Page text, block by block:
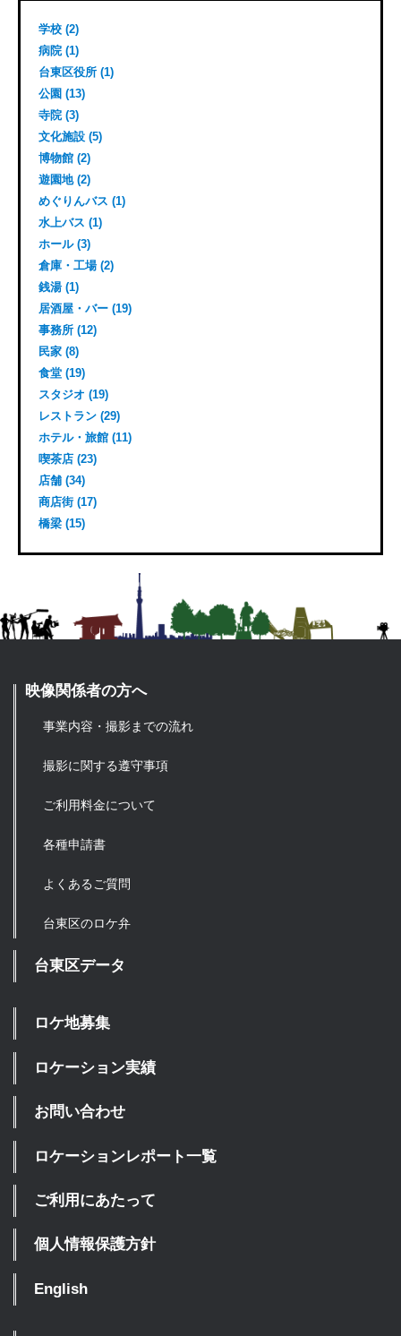
学校 (2)
病院 (1)
台東区役所 (1)
公園 (13)
寺院 (3)
文化施設 (5)
博物館 (2)
遊園地 (2)
めぐりんバス (1)
水上バス (1)
ホール (3)
倉庫・工場 (2)
銭湯 (1)
居酒屋・バー (19)
事務所 (12)
民家 (8)
食堂 (19)
スタジオ (19)
レストラン (29)
ホテル・旅館 (11)
喫茶店 (23)
店舗 (34)
商店街 (17)
橋梁 (15)
映像関係者の方へ
事業内容・撮影までの流れ
撮影に関する遵守事項
ご利用料金について
各種申請書
よくあるご質問
台東区のロケ弁
台東区データ
ロケ地募集
ロケーション実績
お問い合わせ
ロケーションレポート一覧
ご利用にあたって
個人情報保護方針
English